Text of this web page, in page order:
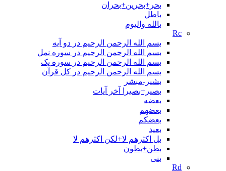
بحر+بحرین+بحران
باطل
بالله واليوم
Rc
بسم الله الرحمن الرحیم در دو آیه
بسم الله الرحمن الرحیم در سوره نمل
بسم الله الرحمن الرحیم در سوره یک
بسم الله الرحمن الرحیم در کل قرآن
بشیر-مبشر
بصیر+بصیرا آخر آیات
بعضه
بعضهم
بعضکم
بعید
بل اکثرهم لا+لکن اکثرهم لا
بطن+بطون
بنی
Rd